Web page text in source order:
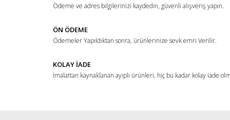
Bu ürüne benzer farklı alternatifler olmalı.
Gönder
Ödeme ve adres bilgilerinizi kaydedin, güvenli alışveriş yapın.
ÖN ÖDEME
Ödemeler Yapıldıktan sonra, ürünlerinize sevk emri Verilir.
KOLAY İADE
İmalattan kaynaklanan ayıplı ürünleri, hiç bu kadar kolay iade